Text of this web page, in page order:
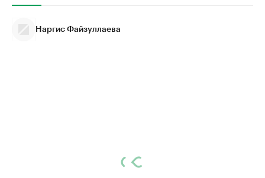
Наргис Файзуллаева